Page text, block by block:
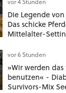
vor 4 Stunden
Die Legende
Das schicke
Mittelalter-
noch größer und
gefährlicher
vor 6 Stunden
»Wir werden das
benutzen« -
Survivors-Mix